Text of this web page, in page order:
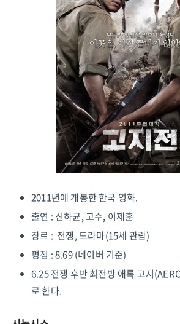
2011년에 개봉한 한국 영화.
출연 : 신하균, 고수, 이제훈
장르 : 전쟁, 드라마(15세 관람)
평점 : 8.69 (네이버 기준)
6.25 전쟁 후반 최전방 애록 고지
로 한다.